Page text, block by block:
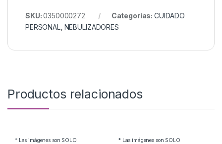
SKU:0350000272 Categorías: CUIDADO
PERSONAL, NEBULIZADORES
Productos relacionados
* Las imágenes son SOLO
* Las imágenes son SOLO